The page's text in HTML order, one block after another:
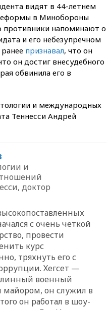
видят в 44-летнем
в Минобороны
напоминают о
и его небезупречном
признавал, что он
он достиг внесудебного
обвинила его в
и международных
Теннесси Андрей
и
доктор
с очень четкой
провести
курс
тряхнуть его с
Хегсет —
военный
майором, он служил в
он работал в шоу-